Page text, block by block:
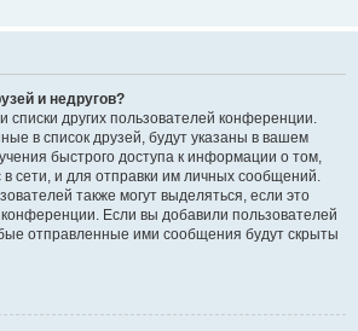
и недругов?
списки других пользователей конференции.
в список друзей, будут указаны в вашем
быстрого доступа к информации о том,
в сети, и для отправки им личных сообщений.
также могут выделяться, если это
Если вы добавили пользователей
отправленные ими сообщения будут скрыты